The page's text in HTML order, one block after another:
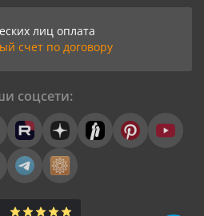
лиц оплата
счет по договору
соцсети: